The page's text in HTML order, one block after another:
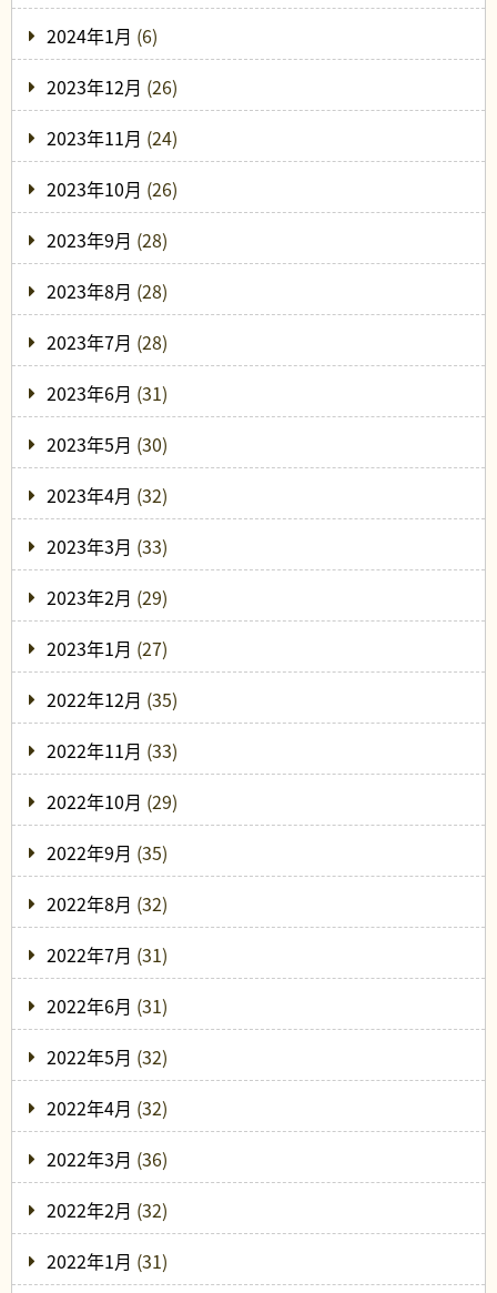
2024年1月 (6)
2023年12月 (26)
2023年11月 (24)
2023年10月 (26)
2023年9月 (28)
2023年8月 (28)
2023年7月 (28)
2023年6月 (31)
2023年5月 (30)
2023年4月 (32)
2023年3月 (33)
2023年2月 (29)
2023年1月 (27)
2022年12月 (35)
2022年11月 (33)
2022年10月 (29)
2022年9月 (35)
2022年8月 (32)
2022年7月 (31)
2022年6月 (31)
2022年5月 (32)
2022年4月 (32)
2022年3月 (36)
2022年2月 (32)
2022年1月 (31)